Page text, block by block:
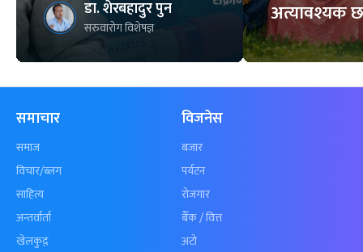
डा. शेरबहादुर पुन
सरुवारोग विशेषज्ञ अत्यावश्यक
समाचार
समाज
विचार/ब्लग
साहित्य
अन्तर्वार्ता
खेलकुद़़
विजनेस
बजार
पर्यटन
रोजगार
बैँक / वित्त
अटो